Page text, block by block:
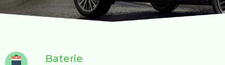
Baterie